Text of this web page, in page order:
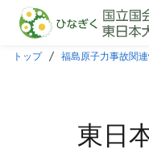
本文に飛ぶ
トップ 福島原子力事故関
東日